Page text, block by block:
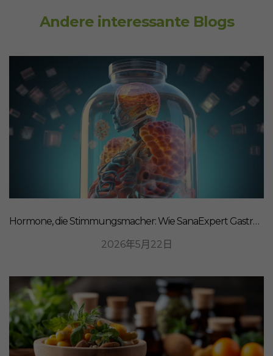
Andere interessante Blogs
Hormone, die Stimmungsmacher: Wie SanaExpert Gastro Forte Ihre Darm-Hirn-Verbindung unterstützt
2026年5月22日